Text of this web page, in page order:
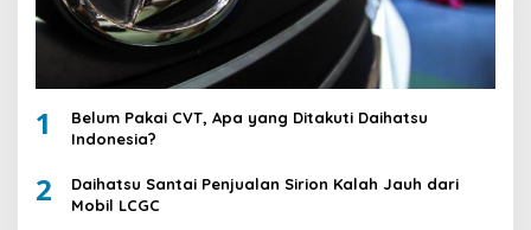
1
Belum Pakai CVT, Apa yang Ditakuti Daihatsu
Indonesia?
2
Daihatsu Santai Penjualan Sirion Kalah Jauh dari
Mobil LCGC